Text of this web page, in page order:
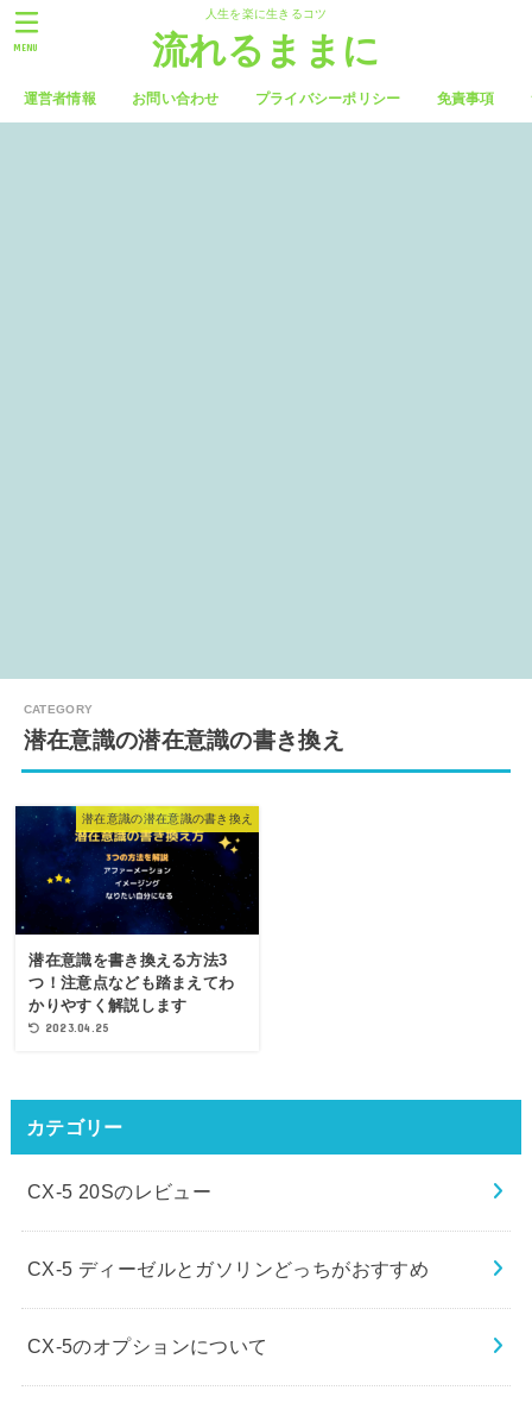
人生を楽に生きるコツ
流れるままに
運営者情報 お問い合わせ プライバシーポリシー 免責事項
MENU
潜在意識の潜在意識の書き換え
潜在意識の潜在意識の書き換え
潜在意識を書き換える方法3
つ！注意点なども踏まえてわ
かりやすく解説します
2023.04.25
カテゴリー
CX-5 20Sのレビュー
CX-5 ディーゼルとガソリンどっちがおすすめ
CX-5のオプションについて